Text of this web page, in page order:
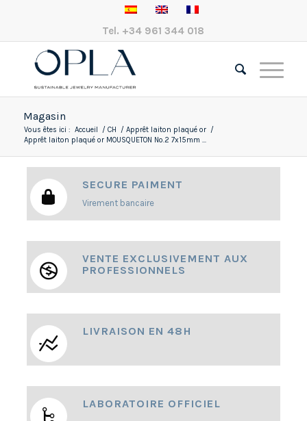
Tel. +34 961 344 018
Magasin
Vous êtes ici : Accueil / CH / Apprêt laiton plaqué or /
Apprêt laiton plaqué or MOUSQUETON No.2 7x15mm ...
SECURE PAIMENT
Virement bancaire
VENTE EXCLUSIVEMENT AUX
PROFESSIONNELS
LIVRAISON EN 48H
LABORATOIRE OFFICIEL